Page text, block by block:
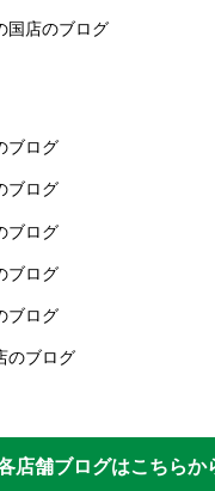
国店のブログ
ブログ
ブログ
ブログ
ブログ
ブログ
のブログ
店舗ブログはこちらか